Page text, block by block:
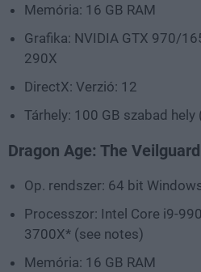
Memória: 16 GB RAM
Grafika: NVIDIA GTX 970/
290X
DirectX: Verzió: 12
Tárhely: 100 GB szabad hely
Dragon Age: The
Op. rendszer: 64 bit
Processzor: Intel Core i9-
3700X* (see notes)
Memória: 16 GB RAM